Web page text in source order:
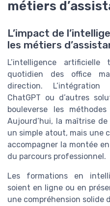
métiers
L’impact de
les métiers
L’intelligence
quotidien des office
direction. L’intégration
ChatGPT ou d’autres
bouleverse les
Aujourd’hui, la maîtrise
un simple atout, mais une
accompagner la montée
du parcours professionnel.
Les formations en
soient en ligne ou en
une compréhension solide